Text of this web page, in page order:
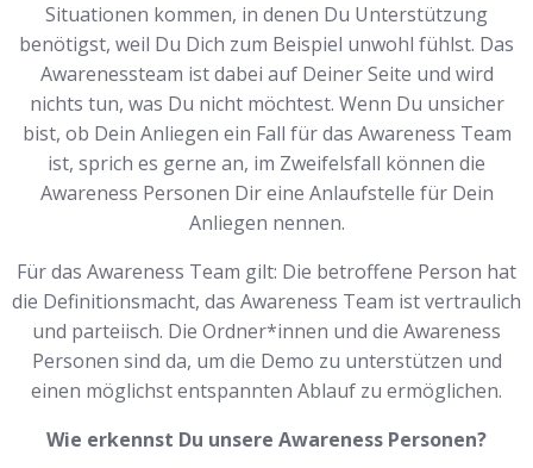
Situationen kommen, in denen Du Unterstützung
benötigst, weil Du Dich zum Beispiel unwohl fühlst. Das
Awarenessteam ist dabei auf Deiner Seite und wird
nichts tun, was Du nicht möchtest. Wenn Du unsicher
bist, ob Dein Anliegen ein Fall für das Awareness Team
ist, sprich es gerne an, im Zweifelsfall können die
Awareness Personen Dir eine Anlaufstelle für Dein
Anliegen nennen.
Für das Awareness Team gilt: Die betroffene Person hat
die Definitionsmacht, das Awareness Team ist vertraulich
und parteiisch. Die Ordner*innen und die Awareness
Personen sind da, um die Demo zu unterstützen und
einen möglichst entspannten Ablauf zu ermöglichen.
Wie erkennst Du unsere Awareness Personen?